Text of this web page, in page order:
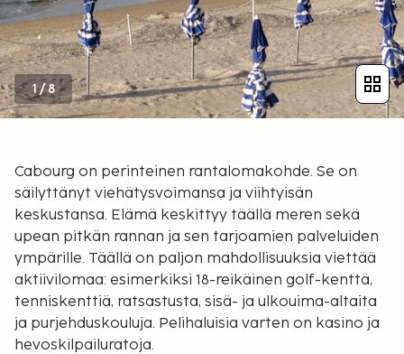
1/8
Cabourg on perinteinen rantalomakohde. Se on
säilyttänyt viehätysvoimansa ja viihtyisän
keskustansa. Elämä keskittyy täällä meren sekä
upean pitkän rannan ja sen tarjoamien palveluiden
ympärille. Täällä on paljon mahdollisuuksia viettää
aktiivilomaa: esimerkiksi 18-reikäinen golf-kenttä,
tenniskenttiä, ratsastusta, sisä- ja ulkouima-altaita
ja purjehduskouluja. Pelihaluisia varten on kasino ja
hevoskilpailuratoja.